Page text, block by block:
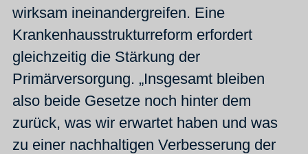
wirksam ineinandergreifen. Eine
Krankenhausstrukturreform erfordert
gleichzeitig die Stärkung der
Primärversorgung. „Insgesamt bleiben
also beide Gesetze noch hinter dem
zurück, was wir erwartet haben und was
zu einer nachhaltigen Verbesserung der